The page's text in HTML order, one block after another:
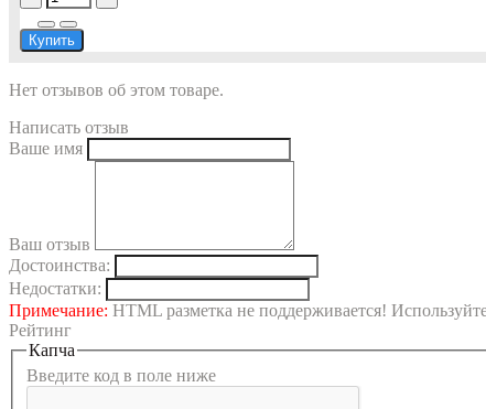
Купить
Нет отзывов об этом товаре.
Написать отзыв
Ваше имя
Ваш отзыв
Достоинства:
Недостатки:
Примечание: HTML разметка не поддерживается!
Рейтинг
Капча
Введите код в поле ниже